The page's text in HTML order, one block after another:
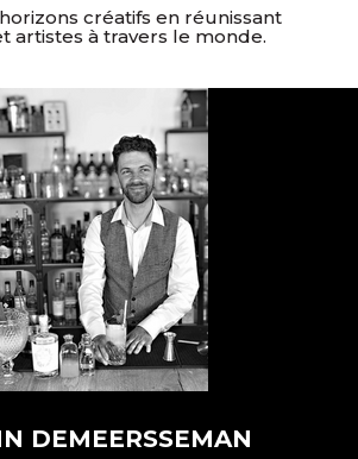
créatifs en réunissant
artistes à travers le monde.
DEMEERSSEMAN